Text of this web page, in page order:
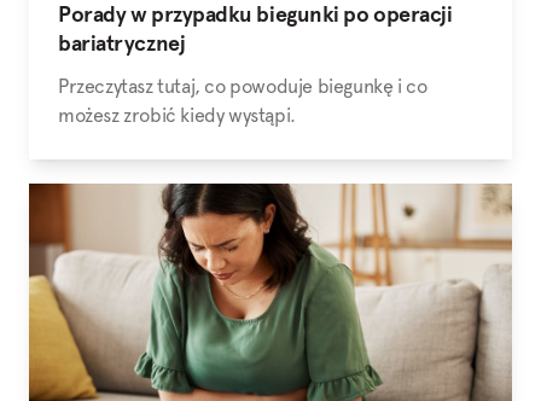
Porady w przypadku biegunki po operacji
bariatrycznej
Przeczytasz tutaj, co powoduje biegunkę i co
możesz zrobić kiedy wystąpi.